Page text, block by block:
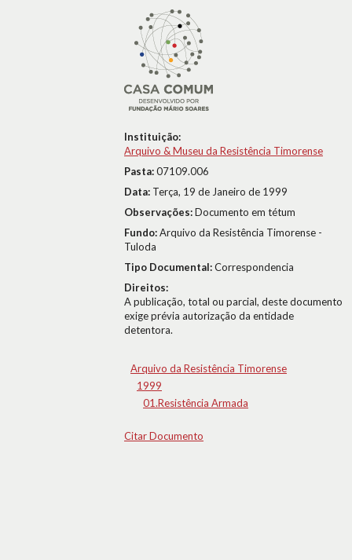
Instituição:
Arquivo & Museu da Resistência Timorense
Pasta:07109.006
Data: Terça, 19 de Janeiro de 1999
Observações:Documento em tétum
Fundo:Arquivo da Resistência Timorense -
Tuloda
Tipo Documental:Correspondencia
Direitos:
A publicação, total ou parcial, deste documento
exige prévia autorização da entidade
detentora.
Arquivo da Resistência Timorense
1999
01.Resistência Armada
Citar Documento